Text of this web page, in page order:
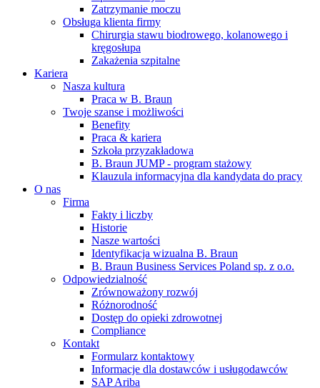
Zatrzymanie moczu
Obsługa klienta firmy
Chirurgia stawu biodrowego, kolanowego i
kręgosłupa
Zakażenia szpitalne
Kariera
Nasza kultura
Praca w B. Braun
Twoje szanse i możliwości
Benefity
Praca & kariera
Szkoła przyzakładowa
B. Braun JUMP - program stażowy
Klauzula informacyjna dla kandydata do pracy
O nas
Firma
Fakty i liczby
Historie
Nasze wartości
Identyfikacja wizualna B. Braun
B. Braun Business Services Poland sp. z o.o.
Odpowiedzialność
Zrównoważony rozwój
Różnorodność
Dostęp do opieki zdrowotnej
Compliance
Kontakt
Formularz kontaktowy
Informacje dla dostawców i usługodawców
SAP Ariba